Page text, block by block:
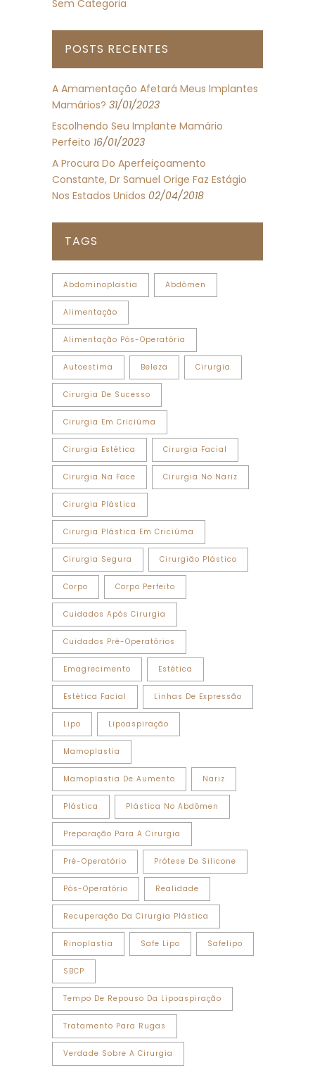
Sem Categoria
POSTS RECENTES
A Amamentação Afetará Meus Implantes
Mamários? 31/01/2023
Escolhendo Seu Implante Mamário
Perfeito 16/01/2023
A Procura Do Aperfeiçoamento
Constante, Dr Samuel Orige Faz Estágio
Nos Estados Unidos 02/04/2018
TAGS
Abdominoplastia Abdômen
Alimentação
Alimentação Pós-Operatória
Autoestima Beleza Cirurgia
Cirurgia De Sucesso
Cirurgia Em Criciúma
Cirurgia Estética Cirurgia Facial
Cirurgia Na Face Cirurgia No Nariz
Cirurgia Plástica
Cirurgia Plástica Em Criciúma
Cirurgia Segura Cirurgião Plástico
Corpo Corpo Perfeito
Cuidados Após Cirurgia
Cuidados Pré-Operatórios
Emagrecimento Estética
Estética Facial Linhas De Expressão
Lipo Lipoaspiração
Mamoplastia
Mamoplastia De Aumento Nariz
Plástica Plástica No Abdômen
Preparação Para A Cirurgia
Pré-Operatório Prótese De Silicone
Pós-Operatório Realidade
Recuperação Da Cirurgia Plástica
Rinoplastia Safe Lipo Safelipo
SBCP
Tempo De Repouso Da Lipoaspiração
Tratamento Para Rugas
Verdade Sobre A Cirurgia